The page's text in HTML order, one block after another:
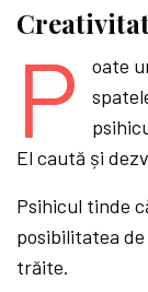
P
oate
El caută și
Psihicul tinde
posibilitatea
trăite.